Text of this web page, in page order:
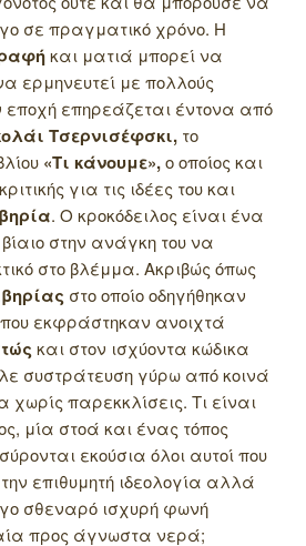
σε πραγματικό χρόνο. Η
και ματιά μπορεί να
ερμηνευτεί με πολλούς
εποχή επηρεάζεται έντονα από
Τσερνισέφσκι, το
«Τι κάνουμε»,ο οποίος και
για τις ιδέες του και
. Ο κροκόδειλος είναι ένα
στην ανάγκη του να
στο βλέμμα. Ακριβώς όπως
στο οποίο οδηγήθηκαν
εκφράστηκαν ανοιχτά
και στον ισχύοντα κώδικα
συστράτευση γύρω από κοινά
παρεκκλίσεις. Τι είναι
μία στοά και ένας τόπος
εκούσια όλοι αυτοί που
επιθυμητή ιδεολογία αλλά
σθεναρό ισχυρή φωνή
προς άγνωστα νερά;